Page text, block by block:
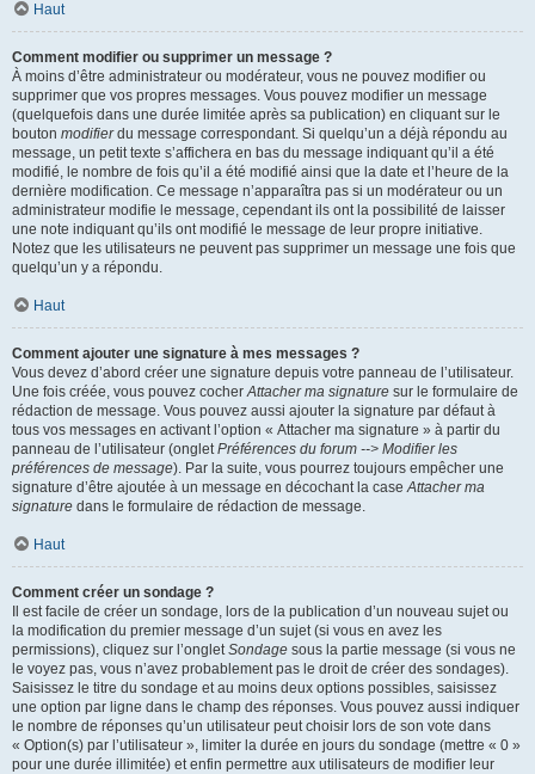
Haut
Comment modifier ou supprimer un message ?
À moins d’être administrateur ou modérateur, vous ne pouvez modifier ou
supprimer que vos propres messages. Vous pouvez modifier un message
(quelquefois dans une durée limitée après sa publication) en cliquant sur le
bouton modifierdu message correspondant. Si quelqu’un a déjà répondu au
message, un petit texte s’affichera en bas du message indiquant qu’il a été
modifié, le nombre de fois qu’il a été modifié ainsi que la date et l’heure de la
dernière modification. Ce message n’apparaîtra pas si un modérateur ou un
administrateur modifie le message, cependant ils ont la possibilité de laisser
une note indiquant qu’ils ont modifié le message de leur propre initiative.
Notez que les utilisateurs ne peuvent pas supprimer un message une fois que
quelqu’un y a répondu.
Haut
Comment ajouter une signature à mes messages ?
Vous devez d’abord créer une signature depuis votre panneau de l’utilisateur.
Une fois créée, vous pouvez cocherAttacher ma signature sur le formulaire de
rédaction de message. Vous pouvez aussi ajouter la signature par défaut à
tous vos messages en activant l’option « Attacher ma signature » à partir du
panneau de l’utilisateur (ongletPréférences du forum --> Modifier les
préférences de message). Par la suite, vous pourrez toujours empêcher une
signature d’être ajoutée à un message en décochant la caseAttacher ma
signature dans le formulaire de rédaction de message.
Haut
Comment créer un sondage ?
Il est facile de créer un sondage, lors de la publication d’un nouveau sujet ou
la modification du premier message d’un sujet (si vous en avez les
permissions), cliquez sur l’ongletSondage sous la partie message (si vous ne
le voyez pas, vous n’avez probablement pas le droit de créer des sondages).
Saisissez le titre du sondage et au moins deux options possibles, saisissez
une option par ligne dans le champ des réponses. Vous pouvez aussi indiquer
le nombre de réponses qu’un utilisateur peut choisir lors de son vote dans
« Option(s) par l’utilisateur », limiter la durée en jours du sondage (mettre « 0 »
pour une durée illimitée) et enfin permettre aux utilisateurs de modifier leur